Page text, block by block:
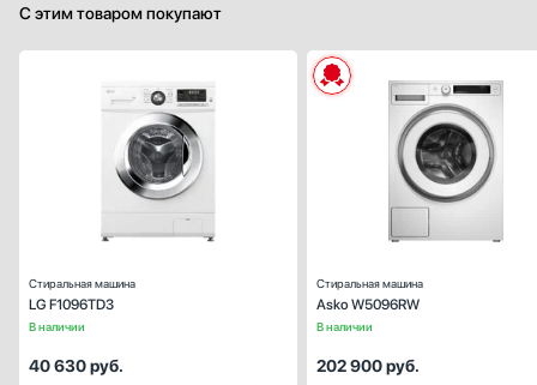
С этим товаром покупают
В наличии
Стиральная машина
LG F1096TD3
Максимальная загрузка (кг):
Скорость отжима (об/мин):
Количество режимов стирки:
40 630руб.
В наличии
Стиральная машина
Asko W5096RW
202 900руб.